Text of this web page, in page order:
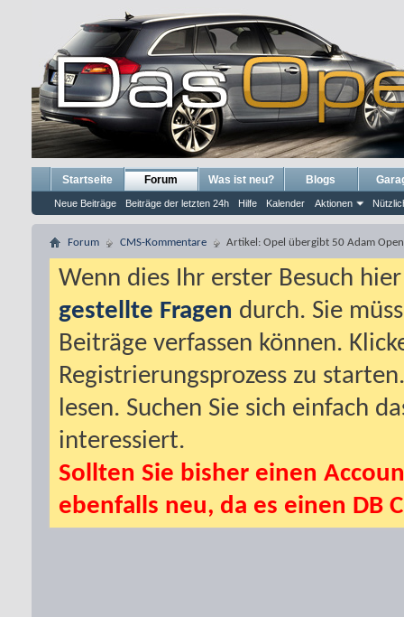
Startseite Forum
Neue Beiträge Beiträge der letzten 24h Hilfe Kalender Aktionen
Was ist neu? Blogs
Forum CMS-Kommentare Artikel: Opel übergibt 50 Adam
Wenn dies Ihr erster Besuch
gestellte Fragen durch. Sie
Beiträge verfassen können.
Registrierungsprozess zu
lesen. Suchen Sie sich einfach
interessiert.
Sollten Sie bisher einen
ebenfalls neu, da es einen DB